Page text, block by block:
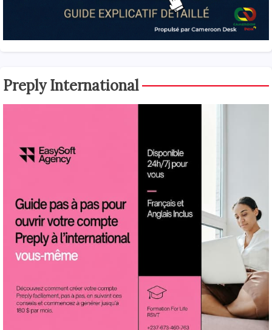
Preply International